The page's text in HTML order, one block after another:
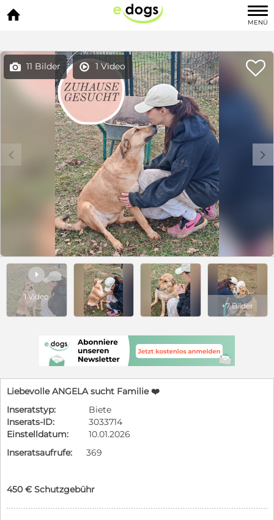

MENÜ
 11 Bilder  1 Video 
c d

1 Video
+7 Bilder
Liebevolle ANGELA sucht Familie ❤️
Inseratstyp:
Biete
Inserats-ID:
3033714
Einstelldatum:
10.01.2026
Inseratsaufrufe:
369
450 € Schutzgebühr